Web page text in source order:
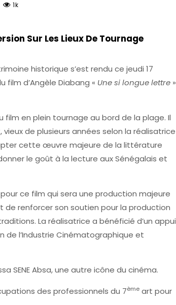
1k
Sur Les Lieux De Tournage
historique s’est rendu ce jeudi 17
film d’Angèle Diabang « Une si longue lettre »
en plein tournage au bord de la plage. Il
de plusieurs années selon la réalisatrice
cette œuvre majeure de la littérature
le goût à la lecture aux Sénégalais et
ce film qui sera une production majeure
de renforcer son soutien pour la production
La réalisatrice a bénéficié d’un appui
de l’Industrie Cinématographique et
SENE Absa, une autre icône du cinéma.
des professionnels du 7ème art pour